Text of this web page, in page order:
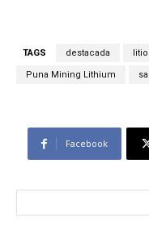
TAGS destacada litio
Puna Mining Lithium
Facebook